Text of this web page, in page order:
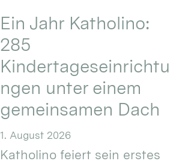
Ein Jahr Katholino:
285
Kindertageseinrichtu
ngen unter einem
gemeinsamen Dach
1. August 2026
Katholino feiert sein erstes